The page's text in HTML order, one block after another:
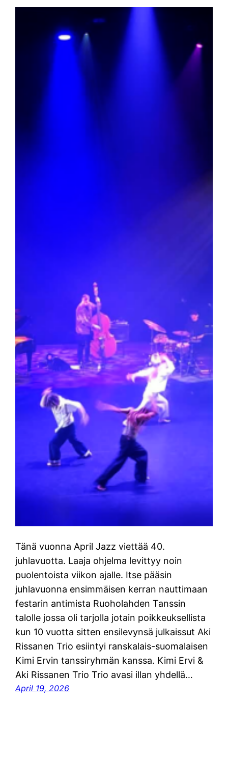
Tänä vuonna April Jazz viettää 40.
juhlavuotta. Laaja ohjelma levittyy noin
puolentoista viikon ajalle. Itse pääsin
juhlavuonna ensimmäisen kerran nauttimaan
festarin antimista Ruoholahden Tanssin
talolle jossa oli tarjolla jotain poikkeuksellista
kun 10 vuotta sitten ensilevynsä julkaissut Aki
Rissanen Trio esiintyi ranskalais-suomalaisen
Kimi Ervin tanssiryhmän kanssa. Kimi Ervi &
Aki Rissanen Trio Trio avasi illan yhdellä…
April 19, 2026